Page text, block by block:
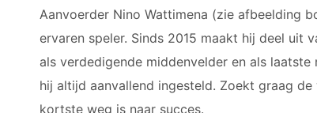
JO10-
JO11-1
JO11-2
Aanvoerder Nino Wattimena (zie afbeelding
ervaren speler. Sinds 2015 maakt hij deel uit
als verdedigende middenvelder en als
hij altijd aanvallend ingesteld. Zoekt graag
kortste weg is naar succes.